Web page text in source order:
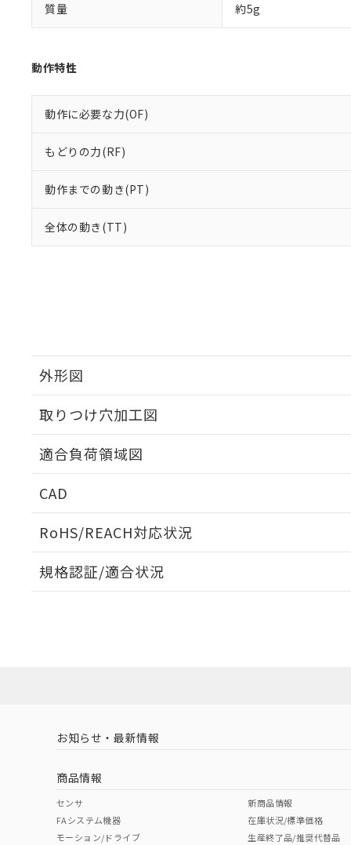
質量 約5g
動作特性
動作に必要な力(OF)
もどりの力(RF)
動作までの動き(PT)
全体の動き(TT)
外形図
取りつけ穴加工図
適合負荷領域図
CAD
RoHS/REACH対応状況
EU RoHS 注意事項・凡例
中国 RoHS 注意事項・凡例
中国 RoHS表
Pb Hg
規格認証/適合状況
お知らせ・最新情報
商品情報
センサ
FAシステム機器
モーション/ドライブ
新商品情報
在庫状況/標準価格
生産終了品/推奨代替品